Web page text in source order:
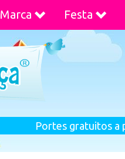
Marca Festa
Portes gratuitos a